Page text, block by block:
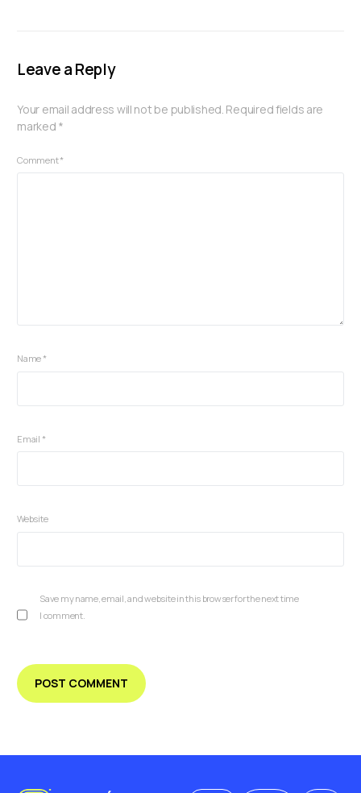
Leave a Reply
Your email address will not be published. Required fields are
marked *
Comment*
Name*
Email *
Website
Save my name, email, and website in this browser for the next time
I comment.